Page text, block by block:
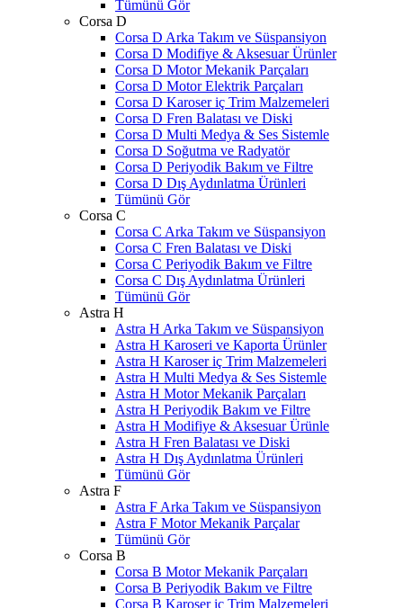
Tümünü Gör
Corsa D
Corsa D Arka Takım ve Süspansiyon
Corsa D Modifiye & Aksesuar Ürünler
Corsa D Motor Mekanik Parçaları
Corsa D Motor Elektrik Parçaları
Corsa D Karoser iç Trim Malzemeleri
Corsa D Fren Balatası ve Diski
Corsa D Multi Medya & Ses Sistemle
Corsa D Soğutma ve Radyatör
Corsa D Periyodik Bakım ve Filtre
Corsa D Dış Aydınlatma Ürünleri
Tümünü Gör
Corsa C
Corsa C Arka Takım ve Süspansiyon
Corsa C Fren Balatası ve Diski
Corsa C Periyodik Bakım ve Filtre
Corsa C Dış Aydınlatma Ürünleri
Tümünü Gör
Astra H
Astra H Arka Takım ve Süspansiyon
Astra H Karoseri ve Kaporta Ürünler
Astra H Karoser iç Trim Malzemeleri
Astra H Multi Medya & Ses Sistemle
Astra H Motor Mekanik Parçaları
Astra H Periyodik Bakım ve Filtre
Astra H Modifiye & Aksesuar Ürünle
Astra H Fren Balatası ve Diski
Astra H Dış Aydınlatma Ürünleri
Tümünü Gör
Astra F
Astra F Arka Takım ve Süspansiyon
Astra F Motor Mekanik Parçalar
Tümünü Gör
Corsa B
Corsa B Motor Mekanik Parçaları
Corsa B Periyodik Bakım ve Filtre
Corsa B Karoser iç Trim Malzemeleri